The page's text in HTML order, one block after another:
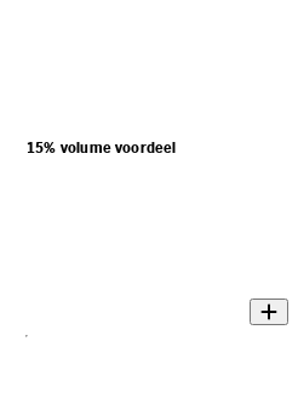
15% volume voordeel